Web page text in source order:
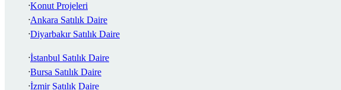
Konut Projeleri
Ankara Satılık Daire
Diyarbakır Satılık Daire
İstanbul Satılık Daire
Bursa Satılık Daire
İzmir Satılık Daire